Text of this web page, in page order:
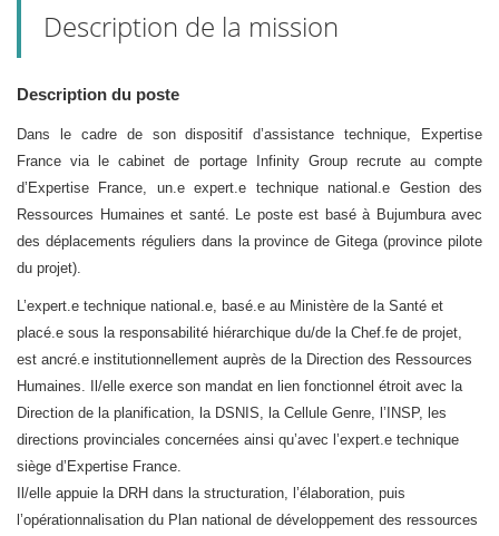
Description de la mission
Description du poste
Dans le cadre de son dispositif d’assistance technique, Expertise
France via le cabinet de portage Infinity Group recrute au compte
d’Expertise France, un.e expert.e technique national.e Gestion des
Ressources Humaines et santé. Le poste est basé à Bujumbura avec
des déplacements réguliers dans la province de Gitega (province pilote
du projet).
L’expert.e technique national.e, basé.e au Ministère de la Santé et
placé.e sous la responsabilité hiérarchique du/de la Chef.fe de projet,
est ancré.e institutionnellement auprès de la Direction des Ressources
Humaines. Il/elle exerce son mandat en lien fonctionnel étroit avec la
Direction de la planification, la DSNIS, la Cellule Genre, l’INSP, les
directions provinciales concernées ainsi qu’avec l’expert.e technique
siège d’Expertise France.
Il/elle appuie la DRH dans la structuration, l’élaboration, puis
l’opérationnalisation du Plan national de développement des ressources